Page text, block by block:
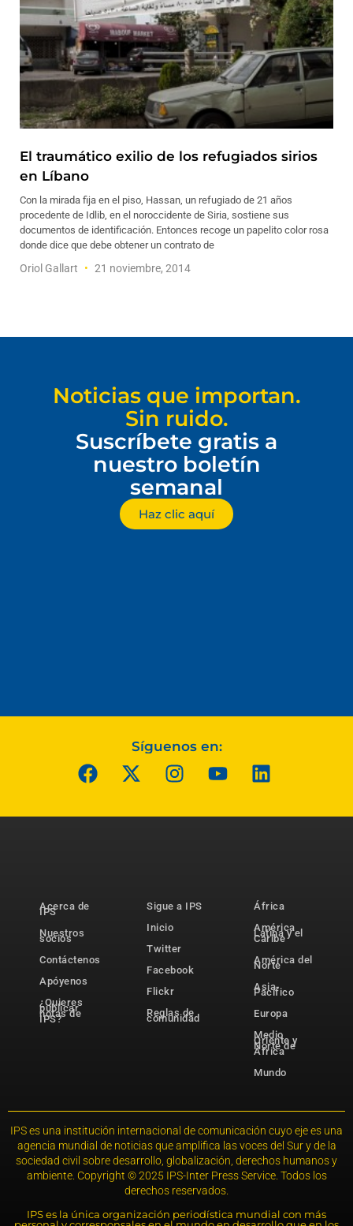
El traumático exilio de los refugiados sirios
en Líbano
Con la mirada fija en el piso, Hassan, un refugiado de 21 años
procedente de Idlib, en el noroccidente de Siria, sostiene sus
documentos de identificación. Entonces recoge un papelito color rosa
donde dice que debe obtener un contrato de
Oriol Gallart 21 noviembre, 2014
Noticias que importan.
Sin ruido.
Suscríbete gratis a
nuestro boletín
semanal
Haz clic aquí
Síguenos en:
Acerca de
IPS
Nuestros
socios
Contáctenos
Apóyenos
¿Quieres
publicar
notas de
IPS?
Sigue a IPS
Inicio
Twitter
Facebook
Flickr
Reglas de
comunidad
África
América
Latina y el
Caribe
América del
Norte
Asia-
Pacífico
Europa
Medio
Oriente y
Norte de
África
Mundo
IPS es una institución internacional de comunicación cuyo eje es una
agencia mundial de noticias que amplifica las voces del Sur y de la
sociedad civil sobre desarrollo, globalización, derechos humanos y
ambiente. Copyright © 2025 IPS-Inter Press Service. Todos los
derechos reservados.
IPS es la única organización periodística mundial con más